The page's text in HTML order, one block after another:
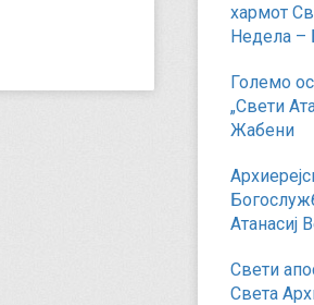
хармот
Недела –
Големо
„Свети
Жабени
Атанасиј
Свети
Света